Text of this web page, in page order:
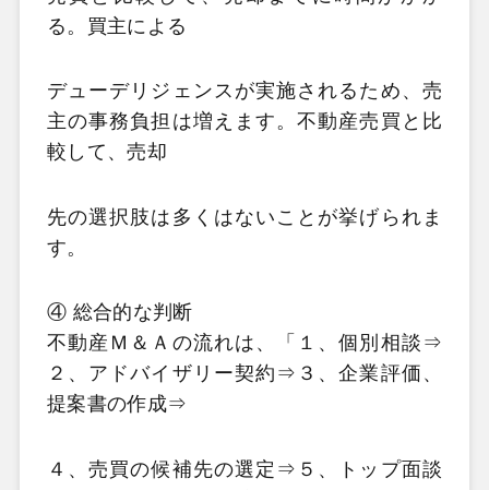
る。買主による
デューデリジェンスが実施されるため、売
主の事務負担は増えます。不動産売買と比
較して、売却
先の選択肢は多くはないことが挙げられま
す。
④ 総合的な判断
不動産Ｍ＆Ａの流れは、「１、個別相談⇒
２、アドバイザリー契約⇒３、企業評価、
提案書の作成⇒
４、売買の候補先の選定⇒５、トップ面談